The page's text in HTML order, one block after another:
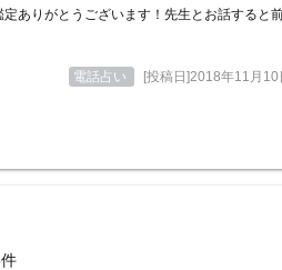
ありがとうございます！先生とお話すると
電話占い [投稿日]2018年11月